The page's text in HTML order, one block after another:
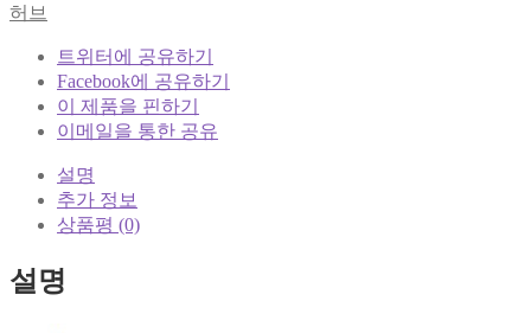
허브
트위터에 공유하기
Facebook에 공유하기
이 제품을 핀하기
이메일을 통한 공유
설명
추가 정보
상품평 (0)
설명